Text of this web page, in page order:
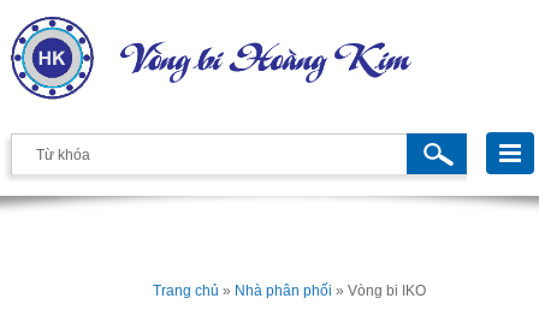
Trang chủ » Nhà phân phối » Vòng bi IKO